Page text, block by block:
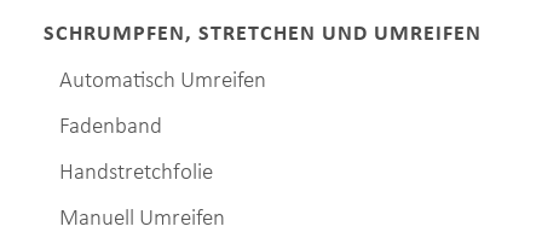
SCHRUMPFEN, STRETCHEN UND UMREIFEN
Automatisch Umreifen
Fadenband
Handstretchfolie
Manuell Umreifen